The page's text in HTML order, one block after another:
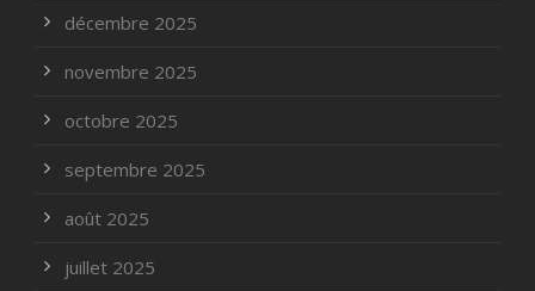
décembre 2025
novembre 2025
octobre 2025
septembre 2025
août 2025
juillet 2025